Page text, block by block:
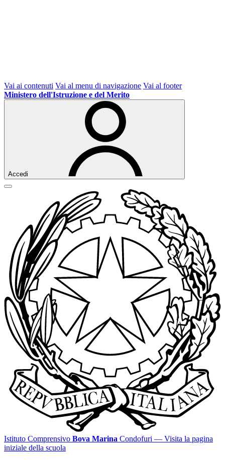
Vai ai contenuti Vai al menu di navigazione Vai al footer
Ministero dell'Istruzione e del Merito
Accedi
Istituto Comprensivo Bova Marina Condofuri — Visita la pagina
iniziale della scuola